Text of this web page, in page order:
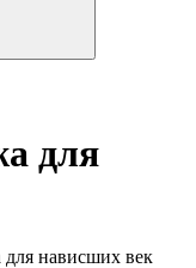
для
нависших век